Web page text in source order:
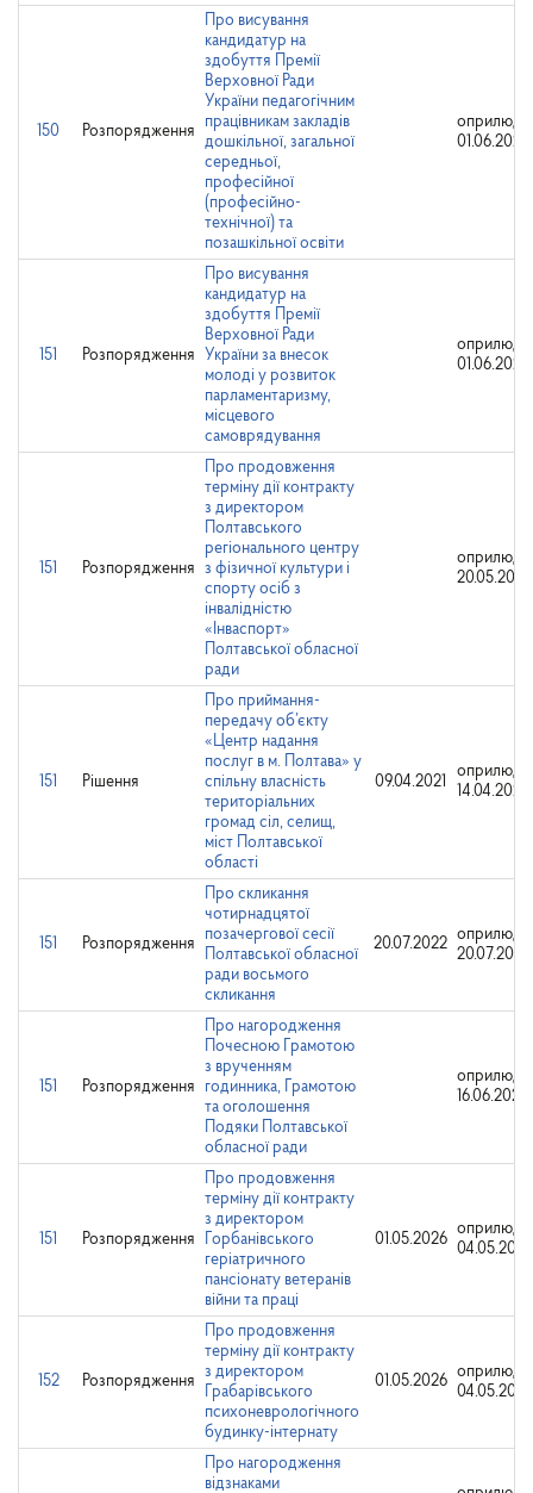
150 Розпорядження
Про висування
кандидатур на
здобуття Премії
Верховної Ради
України педагогічним
працівникам закладів
дошкільної, загальної
середньої,
професійної
(професійно-
технічної) та
позашкільної освіти
01.06.2023
151 Розпорядження
Про висування
кандидатур на
здобуття Премії
Верховної Ради
України за внесок
молоді у розвиток
парламентаризму,
місцевого
самоврядування
01.06.2023
151 Розпорядження
Про продовження
терміну дії контракту
з директором
Полтавського
регіонального центру
з фізичної культури і
спорту осіб з
інвалідністю
«Інваспорт»
Полтавської обласної
ради
20.05.2024
151 Рішення
Про приймання-
передачу об’єкту
«Центр надання
послуг в м. Полтава» у
спільну власність
територіальних
громад сіл, селищ,
міст Полтавської
області
09.04.2021
14.04.2021
151 Розпорядження
Про скликання
чотирнадцятої
позачергової сесії
Полтавської обласної
ради восьмого
скликання
20.07.2022
20.07.2022
151 Розпорядження
Про нагородження
Почесною Грамотою
з врученням
годинника, Грамотою
та оголошення
Подяки Полтавської
обласної ради
16.06.2025
151 Розпорядження
Про продовження
терміну дії контракту
з директором
Горбанівського
геріатричного
пансіонату ветеранів
війни та праці
01.05.2026
04.05.2026
152 Розпорядження
Про продовження
терміну дії контракту
з директором
Грабарівського
психоневрологічного
будинку-інтернату
01.05.2026
04.05.2026
Про нагородження
відзнаками